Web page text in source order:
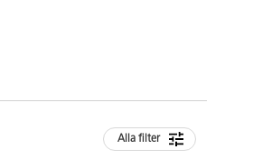
Alla filter